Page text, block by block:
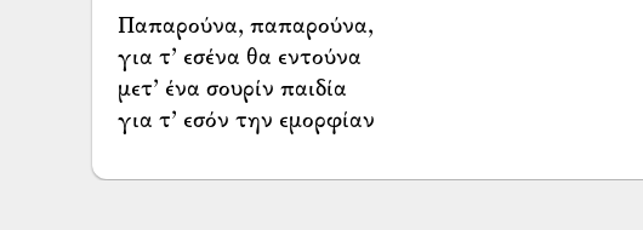
Παπαρούνα, παπαρούνα,
για τ’ εσένα θα εντούνα
μετ’ ένα σουρίν παιδία
για τ’ εσόν την εμορφίαν